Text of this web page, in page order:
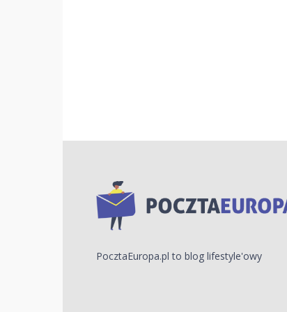
PocztaEuropa.pl to blog lifestyle'owy